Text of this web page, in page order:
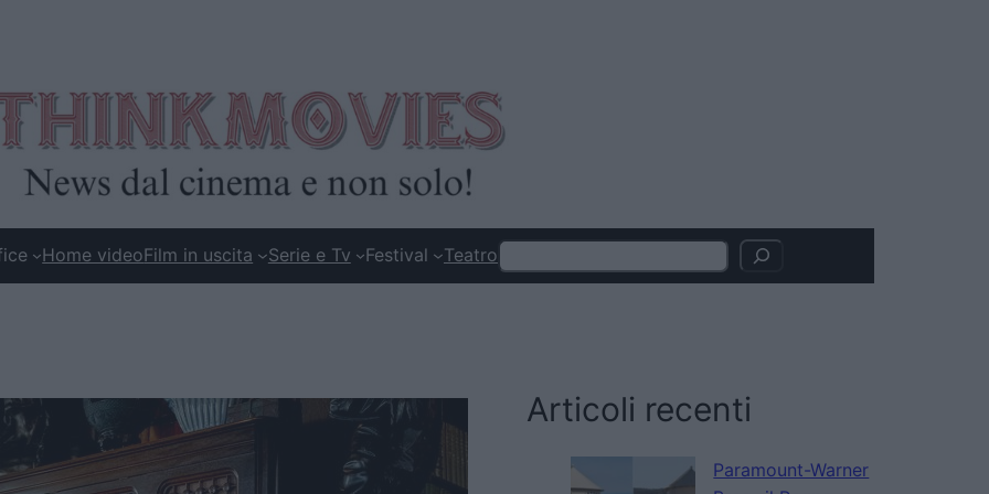
Home videoFilm in uscita Serie e Tv Festival TeatroSearch
Articoli recenti
Paramount-Warner